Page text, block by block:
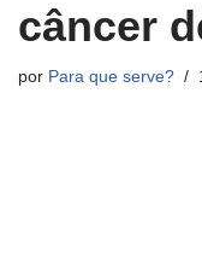
câncer
por Para que serve?